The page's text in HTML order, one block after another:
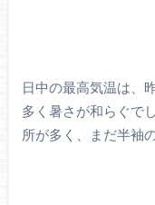
日中の最高気温は、
多く暑さが和らぐで
所が多く、まだ半袖